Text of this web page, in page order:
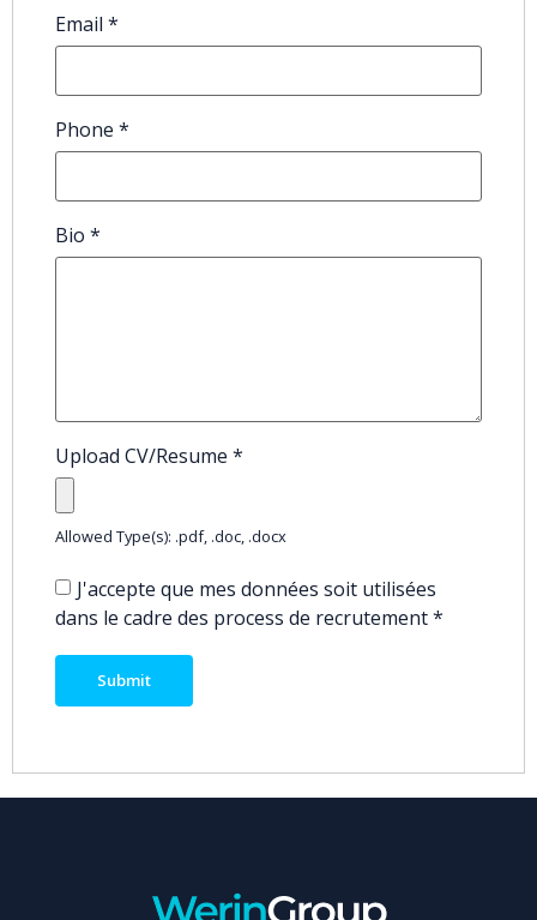
Email *
Phone *
Bio *
Upload CV/Resume *
Allowed Type(s): .pdf, .doc, .docx
J'accepte que mes données soit utilisées
dans le cadre des process de recrutement*